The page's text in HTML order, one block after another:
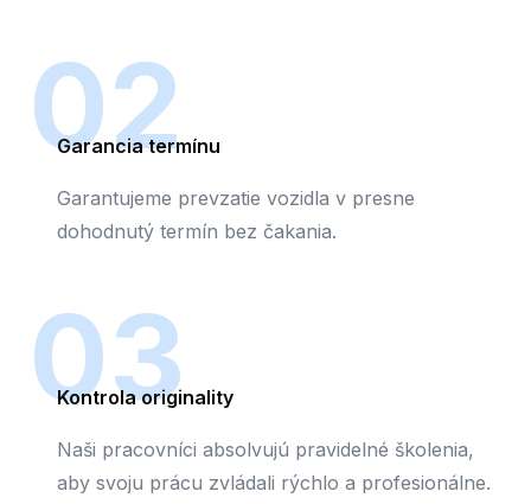
02
Garancia termínu
Garantujeme prevzatie vozidla v presne
dohodnutý termín bez čakania.
03
Kontrola originality
Naši pracovníci absolvujú pravidelné školenia,
aby svoju prácu zvládali rýchlo a profesionálne.